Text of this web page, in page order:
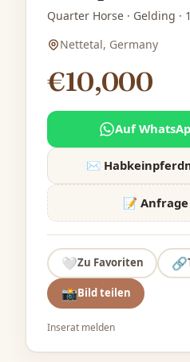
Quarter Horse · Gelding ·
Nettetal, Germany
€10,000
Auf
✉️
📝
🤍Zu Favoriten 🔗
📸Bild teilen
Inserat melden